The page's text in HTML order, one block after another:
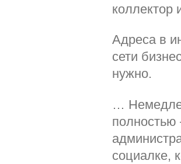
коллектор
Адреса в
сети
нужно.
…
полностью
социалке,